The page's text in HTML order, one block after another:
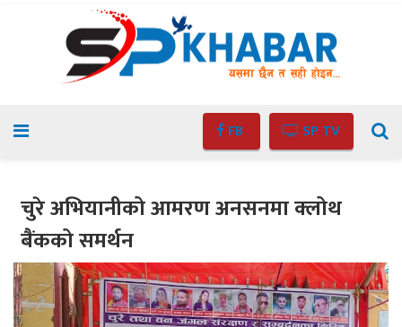
FB SP TV
चुरे अभियानीको आमरण अनसनमा क्लोथ
बैंकको समर्थन